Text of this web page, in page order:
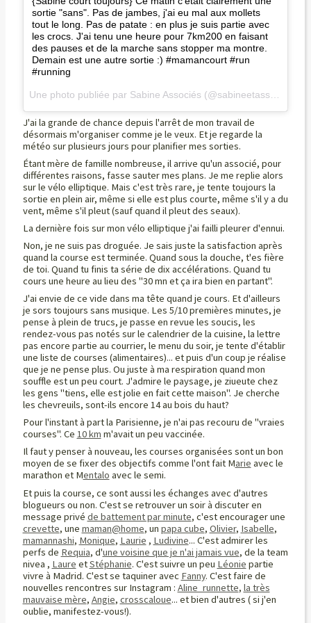
sortie "sans". Pas de jambes, j'ai eu mal aux mollets
tout le long. Pas de patate : en plus je suis partie avec
les crocs. J'ai tenu une heure pour 7km200 en faisant
des pauses et de la marche sans stopper ma montre.
Demain est une autre sortie :) #mamancourt #run
#running
J'ai la grande de chance depuis l'arrêt de mon travail de
désormais m'organiser comme je le veux. Et je regarde la
météo sur plusieurs jours pour planifier mes sorties.
Étant mère de famille nombreuse, il arrive qu'un associé, pour
différentes raisons, fasse sauter mes plans. Je me replie alors
sur le vélo elliptique. Mais c'est très rare, je tente toujours la
sortie en plein air, même si elle est plus courte, même s'il y a du
vent, même s'il pleut (sauf quand il pleut des seaux).
La dernière fois sur mon vélo elliptique j'ai failli pleurer d'ennui.
Non, je ne suis pas droguée. Je sais juste la satisfaction après
quand la course est terminée. Quand sous la douche, t'es fière
de toi. Quand tu finis ta série de dix accélérations. Quand tu
cours une heure au lieu des "30 mn et ça ira bien en partant".
J'ai envie de ce vide dans ma tête quand je cours. Et d'ailleurs
je sors toujours sans musique. Les 5/10 premières minutes, je
pense à plein de trucs, je passe en revue les soucis, les
rendez-vous pas notés sur le calendrier de la cuisine, la lettre
pas encore partie au courrier, le menu du soir, je tente d'établir
une liste de courses (alimentaires)... et puis d'un coup je réalise
que je ne pense plus. Ou juste à ma respiration quand mon
souffle est un peu court. J'admire le paysage, je ziueute chez
les gens "tiens, elle est jolie en fait cette maison". Je cherche
les chevreuils, sont-ils encore 14 au bois du haut?
Pour l'instant à part la Parisienne, je n'ai pas recouru de "vraies
courses". Ce 10 km m'avait un peu vaccinée.
Il faut y penser à nouveau, les courses organisées sont un bon
moyen de se fixer des objectifs comme l'ont fait Marie avec le
marathon et Mentalo avec le semi.
Et puis la course, ce sont aussi les échanges avec d'autres
blogueurs ou non. C'est se retrouver un soir à discuter en
message privé de battement par minute, c'est encourager une
crevette, une maman@home, un papa cube, Olivier, Isabelle,
mamannashi, Monique, Laurie , Ludivine... C'est admirer les
perfs de Requia, d'une voisine que je n'ai jamais vue, de la team
nivea , Laure etStéphanie. C'est suivre un peu Léonie partie
vivre à Madrid. C'est se taquiner avec Fanny. C'est faire de
nouvelles rencontres sur Instagram : Aline_runnette, la très
mauvaise mère, Angie, crosscaloue... et bien d'autres ( si j'en
oublie, manifestez-vous!).